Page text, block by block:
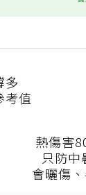
多
考值
熱傷害
只防
會曬傷